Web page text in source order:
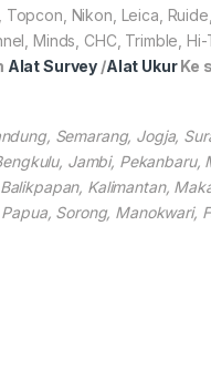
Nikon, Leica,
Minds, CHC, Trimble,
Alat Survey /Alat UkurKe
Semarang, Jogja,
Jambi, Pekanbaru,
Kalimantan,
Sorong,